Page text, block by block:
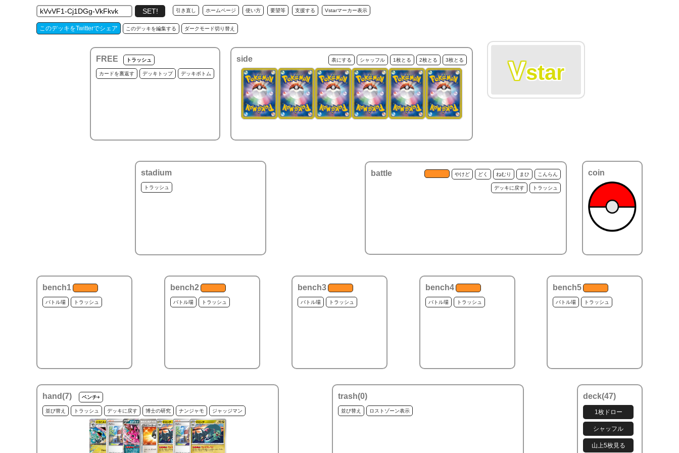
引き直し ホームページ 使い方 要望等 支援する Vstarマーカー表示
このデッキをTwitterでシェア このデッキを編集する ダークモード切り替え
FREE トラッシュ
カードを裏返す デッキトップ デッキボトム
side 表にする シャッフル 1枚とる 2枚とる 3枚とる Vstar
stadium
トラッシュ
battle やけど どく ねむり まひ こんらん
デッキに戻す トラッシュ
coin
bench1
バトル場 トラッシュ
bench2
バトル場 トラッシュ
bench3
バトル場 トラッシュ
bench4
バトル場 トラッシュ
bench5
バトル場 トラッシュ
hand(7) ベンチ+
並び替え トラッシュ デッキに戻す 博士の研究 ナンジャモ ジャッジマン
trash(0)
並び替え ロストゾーン表示
deck(47)